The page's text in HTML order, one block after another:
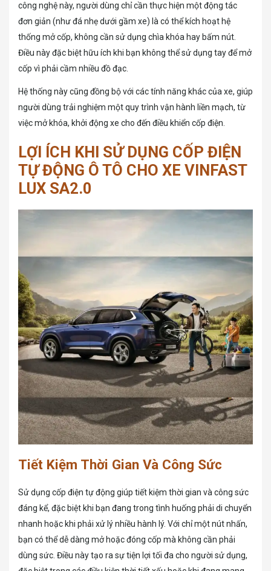
công nghệ này, người dùng chỉ cần thực hiện một động tác
đơn giản (như đá nhẹ dưới gầm xe) là có thể kích hoạt hệ
thống mở cốp, không cần sử dụng chìa khóa hay bấm nút.
Điều này đặc biệt hữu ích khi bạn không thể sử dụng tay để mở
cốp vì phải cầm nhiều đồ đạc.
Hệ thống này cũng đồng bộ với các tính năng khác của xe, giúp
người dùng trải nghiệm một quy trình vận hành liền mạch, từ
việc mở khóa, khởi động xe cho đến điều khiển cốp điện.
LỢI ÍCH KHI SỬ DỤNG CỐP ĐIỆN
TỰ ĐỘNG Ô TÔ CHO XE VINFAST
LUX SA2.0
Tiết Kiệm Thời Gian Và Công Sức
Sử dụng cốp điện tự động giúp tiết kiệm thời gian và công sức
đáng kể, đặc biệt khi bạn đang trong tình huống phải di chuyển
nhanh hoặc khi phải xử lý nhiều hành lý. Với chỉ một nút nhấn,
bạn có thể dễ dàng mở hoặc đóng cốp mà không cần phải
dùng sức. Điều này tạo ra sự tiện lợi tối đa cho người sử dụng,